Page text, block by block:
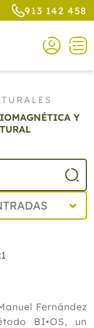
913 142 458
Y
Fernández
BI•OS, un